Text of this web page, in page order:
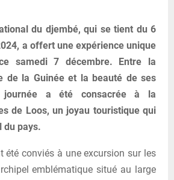
du djembé, qui se tient du 6
a offert une expérience unique
samedi 7 décembre. Entre la
de la Guinée et la beauté de ses
journée a été consacrée à la
de Loos, un joyau touristique qui
du pays.
été conviés à une excursion sur les
emblématique situé au large